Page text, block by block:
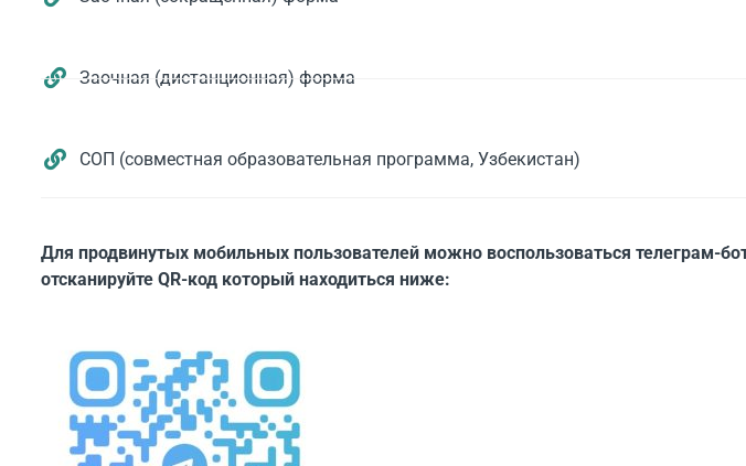
Заочная (дистанционная) форма
СОП (совместная образовательная программа, Узбекистан)
Для продвинутых мобильных пользователей можно воспользоваться телеграм-
отсканируйте QR-код который находиться ниже: